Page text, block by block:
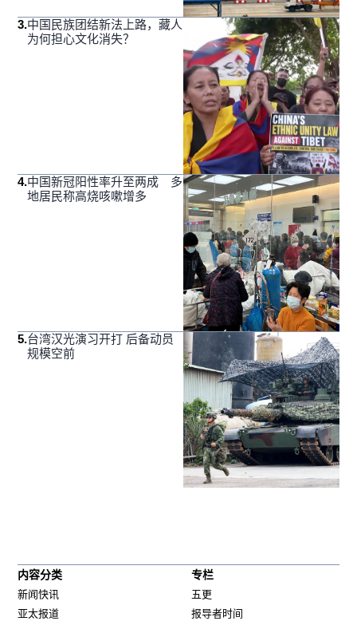
3.中国民族团结新法上路，藏人
为何担心文化消失？
4.中国新冠阳性率升至两成 多
地居民称高烧咳嗽增多
5.台湾汉光演习开打 后备动员
规模空前
内容分类
新闻快讯
亚太报道
专栏
五更
报导者时间